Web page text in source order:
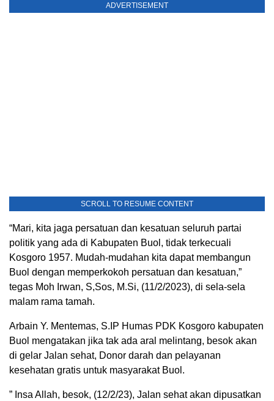
ADVERTISEMENT
SCROLL TO RESUME CONTENT
“Mari, kita jaga persatuan dan kesatuan seluruh partai
politik yang ada di Kabupaten Buol, tidak terkecuali
Kosgoro 1957. Mudah-mudahan kita dapat membangun
Buol dengan memperkokoh persatuan dan kesatuan,”
tegas Moh Irwan, S,Sos, M.Si, (11/2/2023), di sela-sela
malam rama tamah.
Arbain Y. Mentemas, S.IP Humas PDK Kosgoro kabupaten
Buol mengatakan jika tak ada aral melintang, besok akan
di gelar Jalan sehat, Donor darah dan pelayanan
kesehatan gratis untuk masyarakat Buol.
” Insa Allah, besok, (12/2/23), Jalan sehat akan dipusatkan